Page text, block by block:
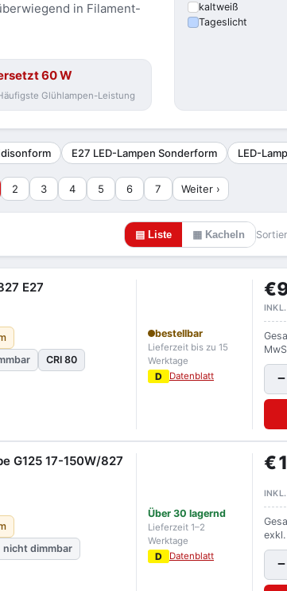
in Filament-
60 W
Glühlampen-Leistung
kaltweiß
Tageslicht
E27 LED-Lampen Sonderform LED-
2 3 4 5 6 7 Weiter ›
▤ Liste ▦ Kacheln
E27
CRI 80
bestellbar
Lieferzeit bis zu 15
Werktage
D Datenblatt −
G125 17-150W/827
nicht dimmbar
Über 30 lagernd
Lieferzeit 1–2
Werktage
D Datenblatt
−